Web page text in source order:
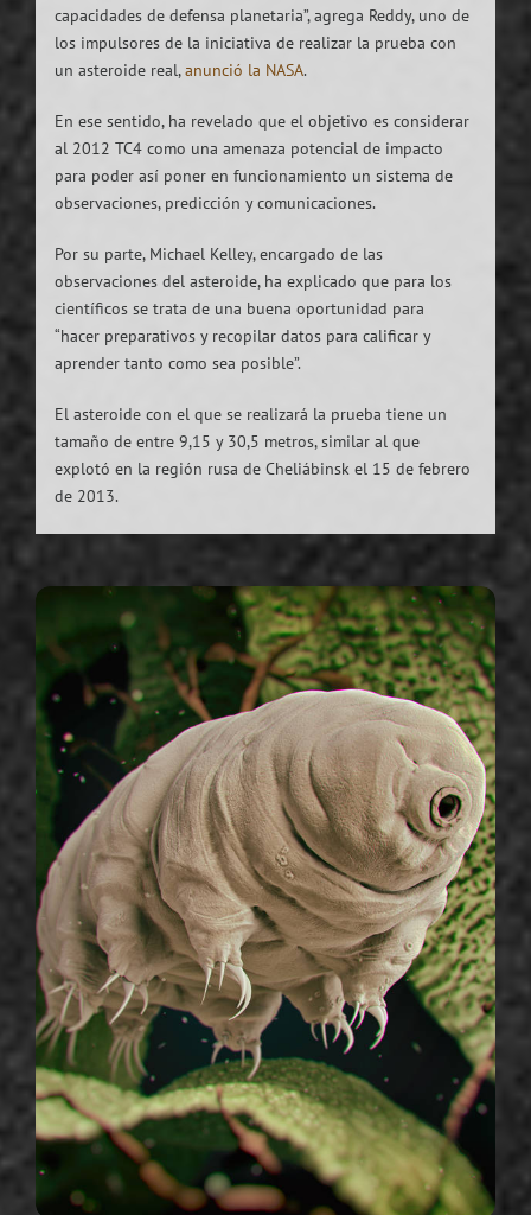
capacidades de defensa planetaria”, agrega Reddy, uno de
los impulsores de la iniciativa de realizar la prueba con
un asteroide real,anunció la NASA.
En ese sentido, ha revelado que el objetivo es considerar
al 2012 TC4 como una amenaza potencial de impacto
para poder así poner en funcionamiento un sistema de
observaciones, predicción y comunicaciones.
Por su parte, Michael Kelley, encargado de las
observaciones del asteroide, ha explicado que para los
científicos se trata de una buena oportunidad para
“hacer preparativos y recopilar datos para calificar y
aprender tanto como sea posible”.
El asteroide con el que se realizará la prueba tiene un
tamaño de entre 9,15 y 30,5 metros, similar al que
explotó en la región rusa de Cheliábinsk el 15 de febrero
de 2013.